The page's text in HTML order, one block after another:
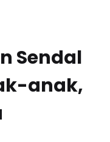
Sendal
anak,